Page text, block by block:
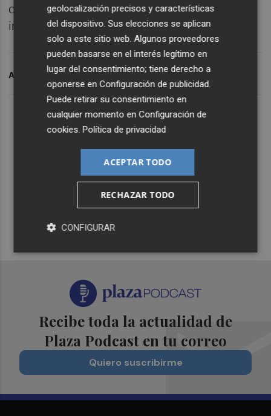
Lo Más Escuchado
Suscríbete al canal de
Whatsapp
Siempre al día de las últimas noticias
común abra un abanico de posibilidades
infinitas.
ARCHIVADO EN PÓDCAST
Recibe toda la actualidad de
Plaza Podcast en tu correo
Quiero suscribirme
geolocalización precisos y características
del dispositivo. Sus elecciones se aplican
solo a este sitio web. Algunos proveedores
pueden basarse en el interés legítimo en
lugar del consentimiento; tiene derecho a
oponerse enConfiguración de publicidad
Puede retirar su consentimiento en
cualquier momento enConfiguración de
cookies .Política de privacidad
ACEPTAR TODO
RECHAZAR TODO
CONFIGURAR